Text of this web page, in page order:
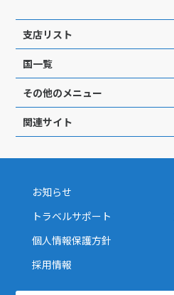
支店リスト
国一覧
その他のメニュー
関連サイト
お知らせ
トラベルサポート
個人情報保護方針
採用情報